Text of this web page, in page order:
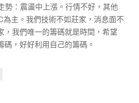
勢：震盪中上漲。行情不好，其他
為主。我們技術不如莊家，消息面不
，我們唯一的籌碼就是時間，希望
碼，好好利用自己的籌碼。